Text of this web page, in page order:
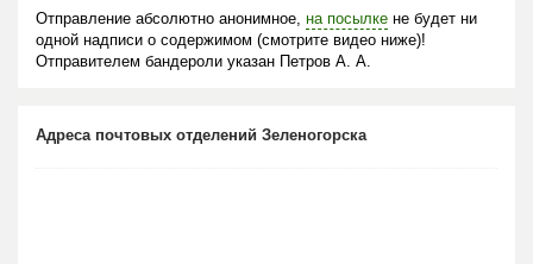
Отправление абсолютно анонимное, на посылке не будет ни
одной надписи о содержимом (смотрите видео ниже)!
Отправителем бандероли указан Петров А. А.
Адреса почтовых отделений Зеленогорска